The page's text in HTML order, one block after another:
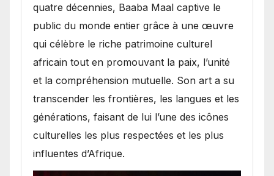
quatre décennies, Baaba Maal captive le
public du monde entier grâce à une œuvre
qui célèbre le riche patrimoine culturel
africain tout en promouvant la paix, l’unité
et la compréhension mutuelle. Son art a su
transcender les frontières, les langues et les
générations, faisant de lui l’une des icônes
culturelles les plus respectées et les plus
influentes d’Afrique.